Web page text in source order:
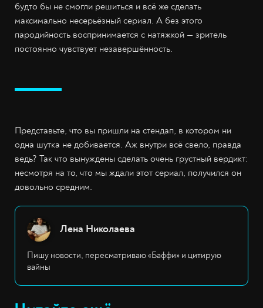
будто бы не смогли решиться и всё же сделать
максимально несерьёзный сериал. А без этого
пародийность воспринимается с натяжкой — зритель
постоянно чувствует незавершённость.
Представьте, что вы пришли на стендап, в котором ни
одна шутка не добивается. Аж внутри всё свело, правда
ведь? Так что вынуждены сделать очень грустный вердикт:
несмотря на то, что мы ждали этот сериал, получился он
довольно средним.
Лена Николаева
Пишу новости, пересматриваю «Баффи» и цитирую
вайны